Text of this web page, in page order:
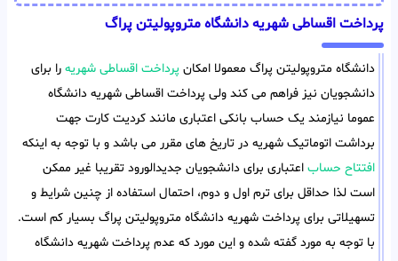
پرداخت اقساطی شهریه دانشگاه متروپولیتن پراگ
دانشگاه متروپولیتن پراگ معمولا امکان پرداخت اقساطی شهریه را برای
دانشجویان نیز فراهم می کند ولی پرداخت اقساطی شهریه دانشگاه
عموما نیازمند یک حساب بانکی اعتباری مانند کردیت کارت جهت
برداشت اتوماتیک شهریه در تاریخ های مقرر می باشد و با توجه به اینکه
افتتاح حساب اعتباری برای دانشجویان جدیدالورود تقریبا غیر ممکن
است لذا حداقل برای ترم اول و دوم، احتمال استفاده از چنین شرایط و
تسهیلاتی برای پرداخت شهریه دانشگاه متروپولیتن پراگ بسیار کم است.
با توجه به مورد گفته شده و این مورد که عدم پرداخت شهریه دانشگاه